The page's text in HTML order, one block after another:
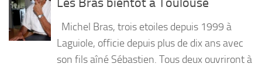
Michel Bras, trois etoiles depuis 1999 à
Laguiole, officie depuis plus de dix ans avec
son fils aîné Sébastien. Tous deux ouvriront à